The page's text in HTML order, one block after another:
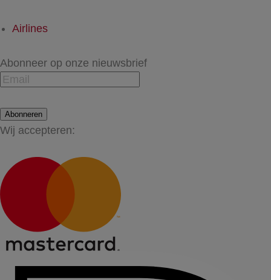
Airlines
Abonneer op onze nieuwsbrief
Abonneren
Wij accepteren: